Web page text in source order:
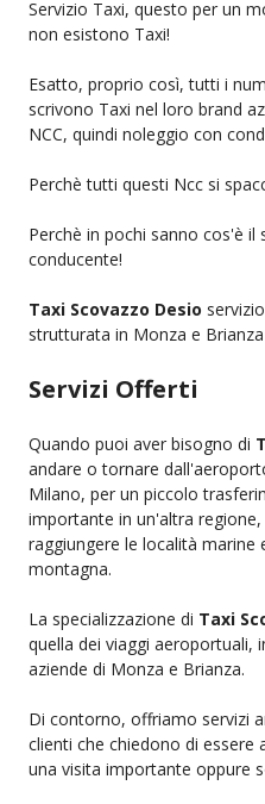
Servizio Taxi, questo per un
non esistono Taxi!
Esatto, proprio così, tutti i
scrivono Taxi nel loro brand
NCC, quindi noleggio con
Perchè tutti questi Ncc si
Perchè in pochi sanno cos'è il
conducente!
Taxi Scovazzo Desio
strutturata in Monza e
Servizi Offerti
Quando puoi aver bisogno di
andare o tornare
Milano, per un piccolo
importante in un'altra
raggiungere le località marine
montagna.
La specializzazione di Taxi
quella dei viaggi aeroportuali,
aziende di Monza e Brianza.
Di contorno, offriamo servizi
clienti che chiedono di essere
una visita importante oppure